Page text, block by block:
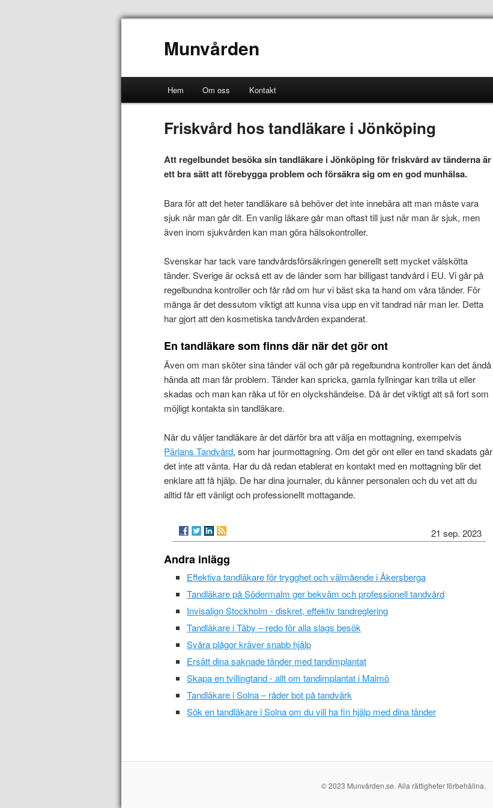
Munvården
Hem Om oss Kontakt
Friskvård hos tandläkare i Jönköping
Att regelbundet besöka sin tandläkare i Jönköping för friskvård av tänderna är
ett bra sätt att förebygga problem och försäkra sig om en god munhälsa.
Bara för att det heter tandläkare så behöver det inte innebära att man måste vara
sjuk när man går dit. En vanlig läkare går man oftast till just när man är sjuk, men
även inom sjukvården kan man göra hälsokontroller.
Svenskar har tack vare tandvårdsförsäkringen generellt sett mycket välskötta
tänder. Sverige är också ett av de länder som har billigast tandvård i EU. Vi går på
regelbundna kontroller och får råd om hur vi bäst ska ta hand om våra tänder. För
många är det dessutom viktigt att kunna visa upp en vit tandrad när man ler. Detta
har gjort att den kosmetiska tandvården expanderat.
En tandläkare som finns där när det gör ont
Även om man sköter sina tänder väl och går på regelbundna kontroller kan det ändå
hända att man får problem. Tänder kan spricka, gamla fyllningar kan trilla ut eller
skadas och man kan råka ut för en olyckshändelse. Då är det viktigt att så fort som
möjligt kontakta sin tandläkare.
När du väljer tandläkare är det därför bra att välja en mottagning, exempelvis
Pärlans Tandvård, som har jourmottagning. Om det gör ont eller en tand skadats går
det inte att vänta. Har du då redan etablerat en kontakt med en mottagning blir det
enklare att få hjälp. De har dina journaler, du känner personalen och du vet att du
alltid får ett vänligt och professionellt mottagande.
21 sep. 2023
Andra inlägg
Effektiva tandläkare för trygghet och välmående i Åkersberga
Tandläkare på Södermalm ger bekväm och professionell tandvård
Invisalign Stockholm - diskret, effektiv tandreglering
Tandläkare i Täby – redo för alla slags besök
Svåra plågor kräver snabb hjälp
Ersätt dina saknade tänder med tandimplantat
Skapa en tvillingtand - allt om tandimplantat i Malmö
Tandläkare i Solna – råder bot på tandvärk
Sök en tandläkare i Solna om du vill ha fin hjälp med dina tänder
© 2023 Munvården.se. Alla rättigheter förbehållna.